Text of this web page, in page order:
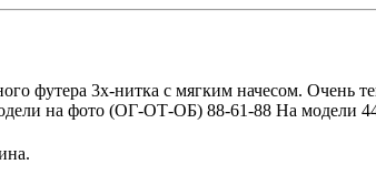
футера 3х-нитка с мягким начесом. Очень
на фото (ОГ-ОТ-ОБ) 88-61-88 На модели